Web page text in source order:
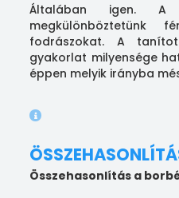
Általában igen. A
megkülönböztetünk
fodrászokat. A
gyakorlat milyensége
éppen melyik irányba
Összehasonlítás a